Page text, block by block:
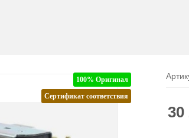
100% Оригинал
Сертификат соответствия
30